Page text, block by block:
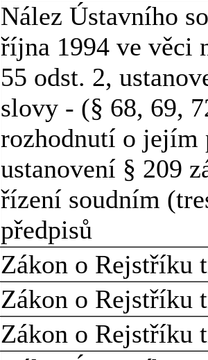
Nález Ústavního
října 1994 ve věci
55 odst. 2,
slovy - (§ 68, 69,
rozhodnutí o jejím
ustanovení § 209
řízení soudním
předpisů
Zákon o Rejstříku
Zákon o Rejstříku
Zákon o Rejstříku